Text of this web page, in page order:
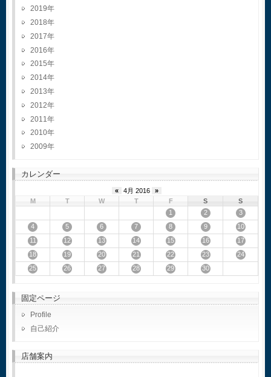
2019
2018
2017
2016
2015
2014
2013
2012
2011
2010
2009
カレンダー
« 4月 2016
»
M
T W T F S
S
1
2
3
4
5 6 7 8 9
10
11
12 13 14 15 16
17
18
19 20 21 22 23
24
25
26 27 28 29 30
固定ページ
Profile
自己紹介
店舗案内